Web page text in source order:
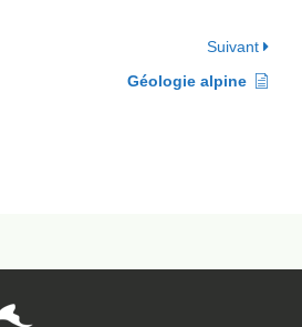
Suivant
Géologie alpine